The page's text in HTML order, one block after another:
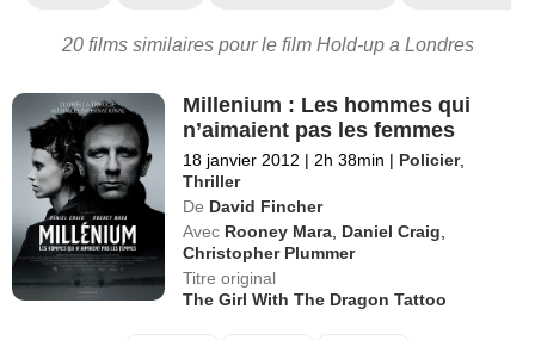
20 films similaires pour le film Hold-up a Londres
Millenium : Les hommes qui
n’aimaient pas les femmes
18 janvier 2012 | 2h 38min | Policier,
Thriller
De David Fincher
Avec Rooney Mara Daniel Craig
Christopher Plummer
Titre original
The Girl With The Dragon Tattoo